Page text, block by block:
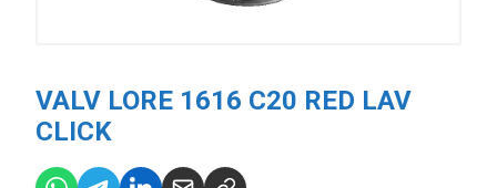
VALV LORE 1616 C20 RED LAV
CLICK